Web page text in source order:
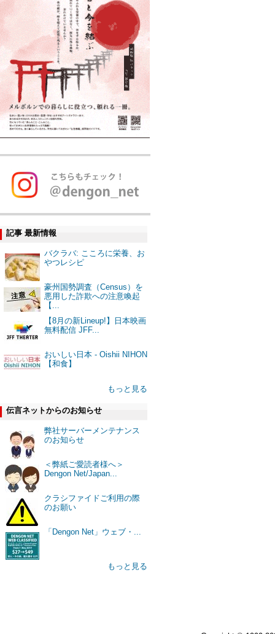
記事 最新情報
バクラバ: こころに栄養、お
やつレシピ
豪州国勢調査（Census）を
悪用した詐欺への注意喚起
【...
【8月の新Lineup!】日本映画
無料配信 JFF...
おいしい日本 - Oishii NIHON
【和食】
もっと見る
伝言ネットからのお知らせ
弊社サーバーメンテナンス
のお知らせ
＜弊紙ご愛読者様へ＞
Dengon Net/Japan...
クラシファイドご利用の際
のお願い
「Dengon Net」ウェブ・...
もっと見る